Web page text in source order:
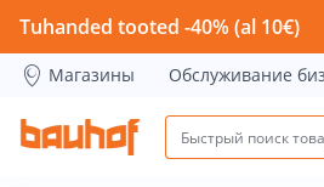
KÜTTEKAABEL 15M 250W 17W/M
Tuhanded tooted -40% (al 10€)
Магазины Обслуживание